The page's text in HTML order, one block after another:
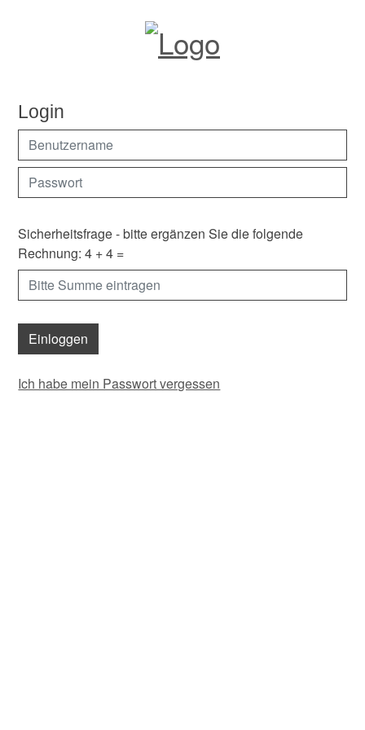
Login
Sicherheitsfrage - bitte ergänzen Sie die folgende
Rechnung:4 + 4 =
Einloggen
Ich habe mein Passwort vergessen